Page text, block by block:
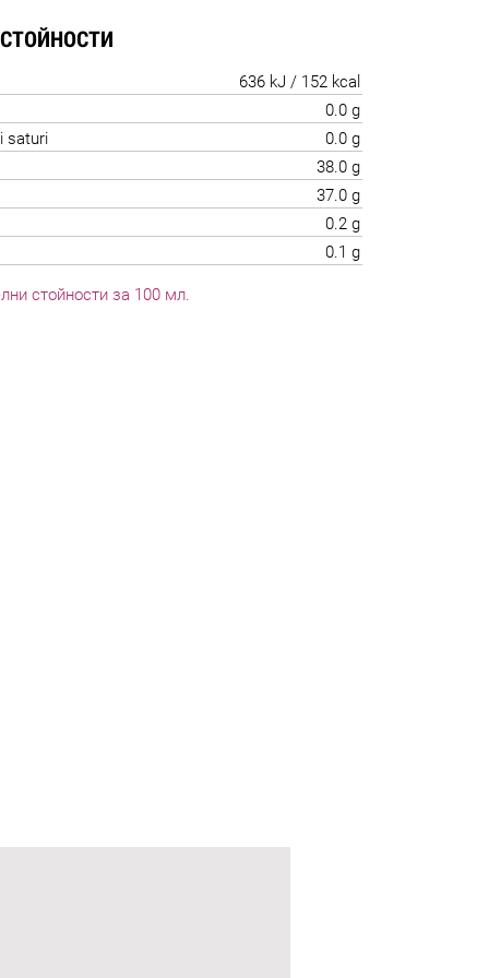
636 kJ / 152 kcal
0.0 g
saturi
0.0 g
38.0 g
37.0 g
0.2 g
0.1 g
стойности за 100 мл.